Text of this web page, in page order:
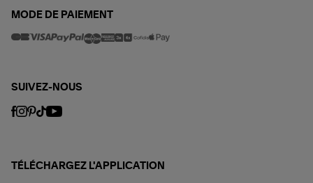
MODE DE PAIEMENT
SUIVEZ-NOUS
TÉLÉCHARGEZ L'APPLICATION